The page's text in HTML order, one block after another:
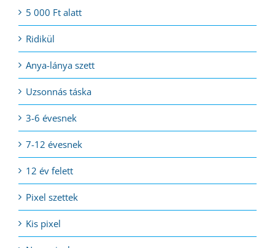
5 000 Ft alatt
Ridikül
Anya-lánya szett
Uzsonnás táska
3-6 évesnek
7-12 évesnek
12 év felett
Pixel szettek
Kis pixel